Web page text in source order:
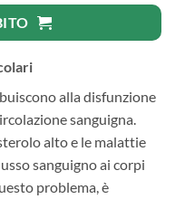
alla disfunzione
sanguigna.
alto e le malattie
sanguigno ai corpi
problema, è